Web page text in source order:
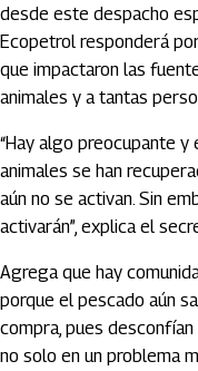
desde este despacho
Ecopetrol responderá
que impactaron las
animales y a tantas
“Hay algo preocupante
animales se han
aún no se activan. Sin
activarán”, explica el
Agrega que hay
porque el pescado aún
compra, pues
no solo en un problema